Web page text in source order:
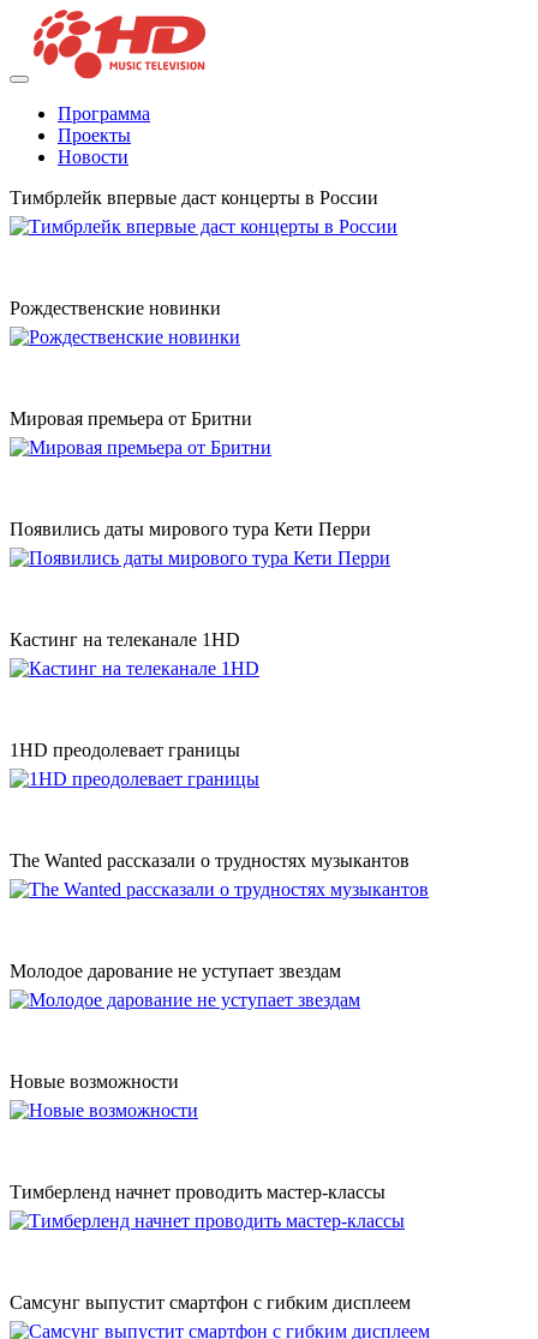
Программа
Проекты
Новости
Тимбрлейк впервые даст концерты в России
Рождественские новинки
Мировая премьера от Бритни
Появились даты мирового тура Кети Перри
Кастинг на телеканале 1HD
1HD преодолевает границы
The Wanted рассказали о трудностях музыкантов
Молодое дарование не уступает звездам
Новые возможности
Тимберленд начнет проводить мастер-классы
Самсунг выпустит смартфон с гибким дисплеем